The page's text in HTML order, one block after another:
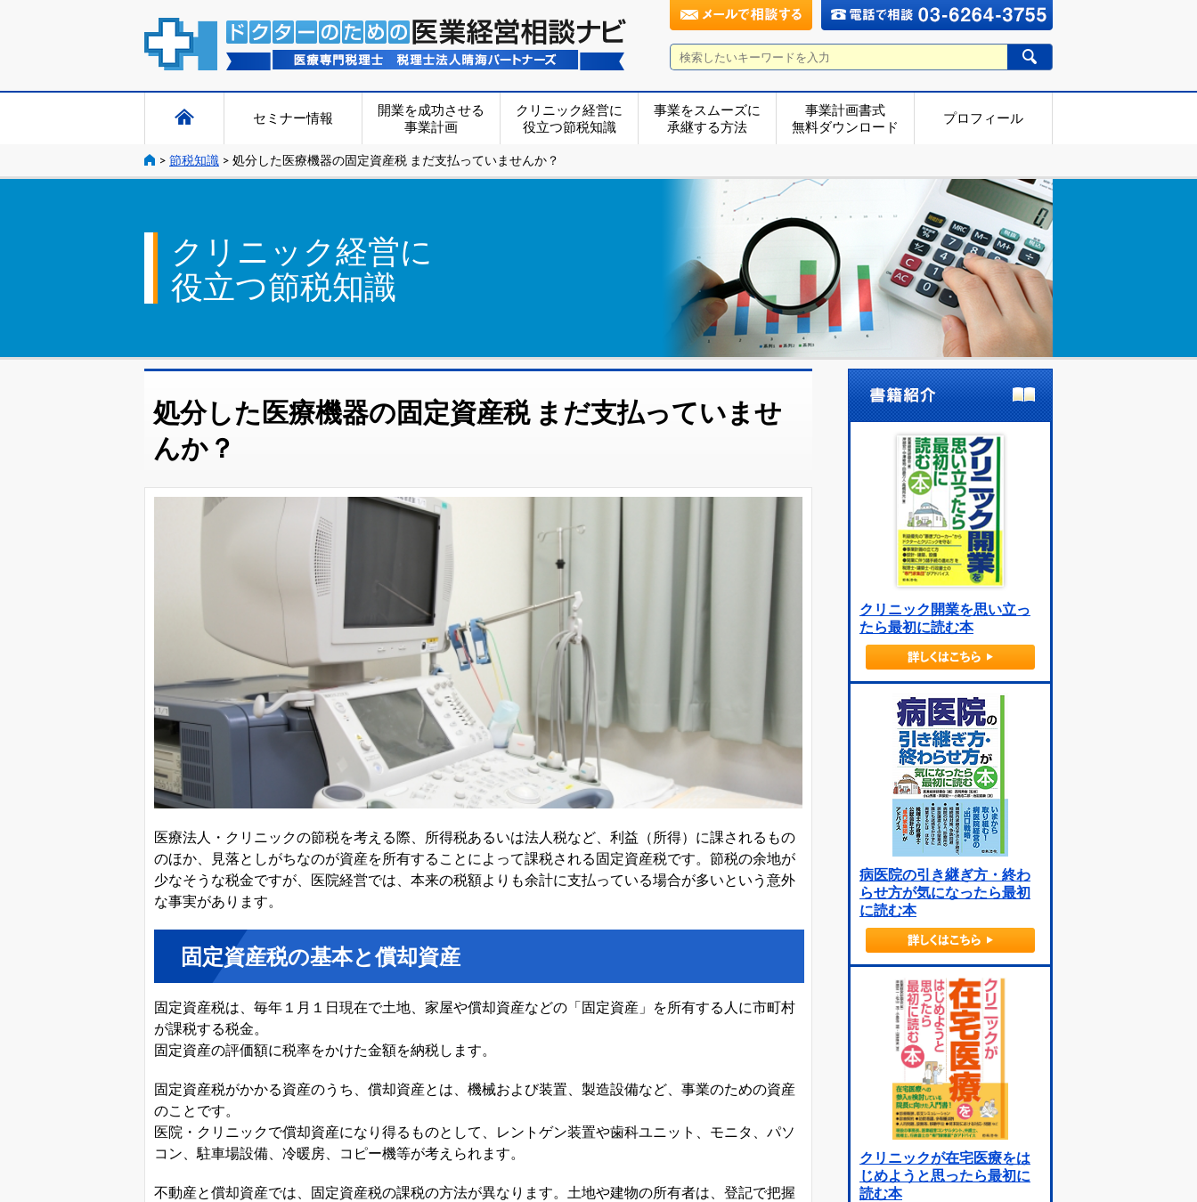
セミナー情報
開業を成功させる
事業計画
クリニック経営に
役立つ節税知識
事業をスムーズに
承継する方法
事業計画書式
無料ダウンロード
プロフィール
> 節税知識 > 処分した医療機器の固定資産税 まだ支払っていませんか？
クリニック経営に
役立つ節税知識
処分した医療機器の固定資産税 まだ支払っていませ
んか？
医療法人・クリニックの節税を考える際、所得税あるいは法人税など、利益（所得）に課されるもの
のほか、見落としがちなのが資産を所有することによって課税される固定資産税です。節税の余地が
少なそうな税金ですが、医院経営では、本来の税額よりも余計に支払っている場合が多いという意外
な事実があります。
固定資産税の基本と償却資産
固定資産税は、毎年１月１日現在で土地、家屋や償却資産などの「固定資産」を所有する人に市町村
が課税する税金。
固定資産の評価額に税率をかけた金額を納税します。
固定資産税がかかる資産のうち、償却資産とは、機械および装置、製造設備など、事業のための資産
のことです。
医院・クリニックで償却資産になり得るものとして、レントゲン装置や歯科ユニット、モニタ、パソ
コン、駐車場設備、冷暖房、コピー機等が考えられます。
不動産と償却資産では、固定資産税の課税の方法が異なります。土地や建物の所有者は、登記で把握
クリニック開業を思い立っ
たら最初に読む本
病医院の引き継ぎ方・終わ
らせ方が気になったら最初
に読む本
クリニックが在宅医療をは
じめようと思ったら最初に
読む本